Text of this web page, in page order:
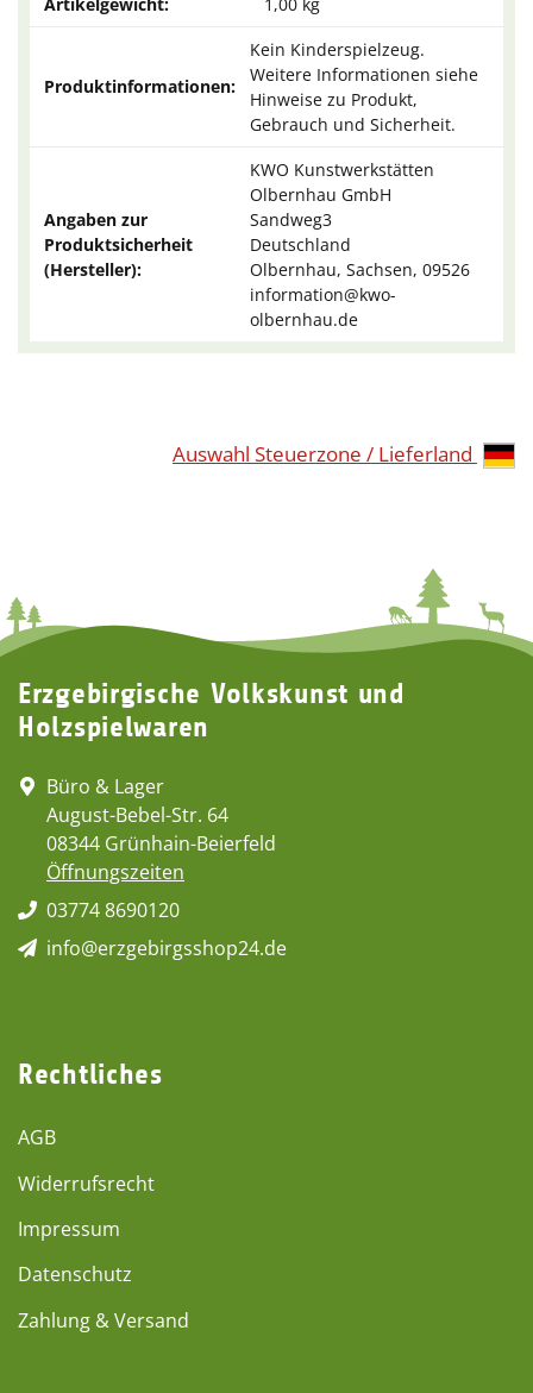
Produktinformationen:
Kein Kinderspielzeug.
Weitere Informationen siehe
Hinweise zu Produkt,
Gebrauch und Sicherheit.
Angaben zur
Produktsicherheit
(Hersteller):
KWO Kunstwerkstätten
Olbernhau GmbH
Sandweg3
Deutschland
Olbernhau, Sachsen, 09526
information@kwo-
olbernhau.de
Auswahl Steuerzone / Lieferland
Erzgebirgische Volkskunst und
Holzspielwaren
Büro & Lager
August-Bebel-Str. 64
08344 Grünhain-Beierfeld
Öffnungszeiten
03774 8690120
info@erzgebirgsshop24.de
Rechtliches
AGB
Widerrufsrecht
Impressum
Datenschutz
Zahlung & Versand